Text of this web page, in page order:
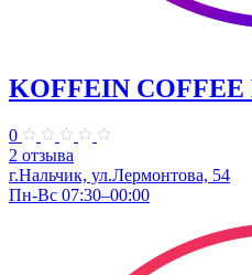
KOFFEIN
0
2 отзыва
г.Нальчик, ул.Лермонтова, 54
Пн-Вс 07:30–00:00